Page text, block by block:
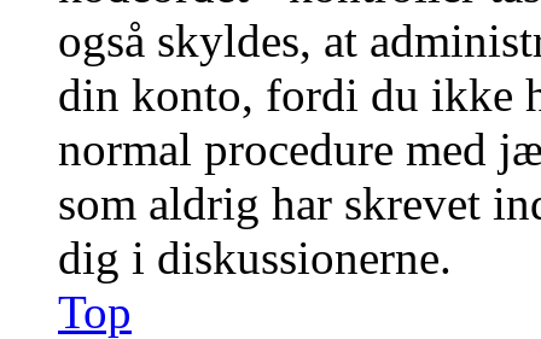
også skyldes, at
din konto, fordi du ikke
normal procedure med
som aldrig har skrevet
dig i diskussionerne.
Top